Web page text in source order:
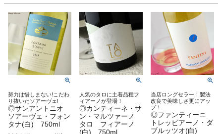
努力は惜しまない!こだわ
り抜いたソアーヴェ!
◎サンアントニオ
ソアーヴェ・フォン
タナ(白) 750ml
人気のタロに土着品種フ
ィアーノが登場！
◎カンティーネ・サ
ン・マルツァーノ
タロ フィアーノ
(白) 750ml
当店ロングセラー！製法
改良で美味しさ更にアッ
プ！
◎ファンティーニ
トレッビアーノ・ダ
ブルッツオ(白)